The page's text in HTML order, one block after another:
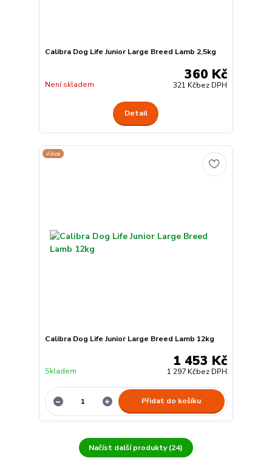
Calibra Dog Life Junior Large Breed Lamb 2,5kg
360 Kč
321 Kčbez DPH
Není skladem
Detail
Akce
Calibra Dog Life Junior Large Breed Lamb 12kg
1 453 Kč
1 297 Kčbez DPH
Skladem
Přidat do košíku
Načíst další produkty (24)